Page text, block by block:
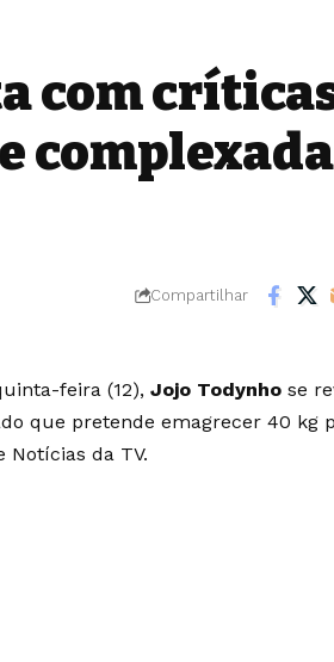
com
Compartilhar
feira (12), Jojo Todynho se
que pretende emagrecer 40 kg
Notícias da TV.